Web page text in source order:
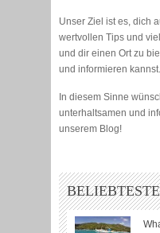
Unser Ziel ist es, dich
wertvollen Tips und
und dir einen Ort zu
und informieren kannst.
In diesem Sinne
unterhaltsamen und
unserem Blog!
BELIEBTESTE